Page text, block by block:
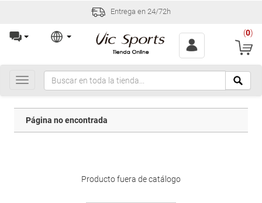
Entrega en 24/72h
(0)
Toggle
navigation
Página no encontrada
Producto fuera de catálogo